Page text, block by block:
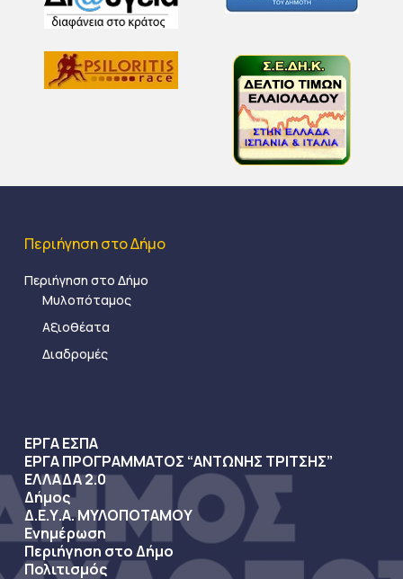
Περιήγηση στο Δήμο
Περιήγηση στο Δήμο
Μυλοπόταμος
Αξιοθέατα
Διαδρομές
ΕΡΓΑ ΕΣΠΑ
ΕΡΓΑ ΠΡΟΓΡΑΜΜΑΤΟΣ “ΑΝΤΩΝΗΣ ΤΡΙΤΣΗΣ”
ΕΛΛΑΔΑ 2.0
Δήμος
Δ.Ε.Υ.Α. ΜΥΛΟΠΟΤΑΜΟΥ
Ενημέρωση
Περιήγηση στο Δήμο
Πολιτισμός